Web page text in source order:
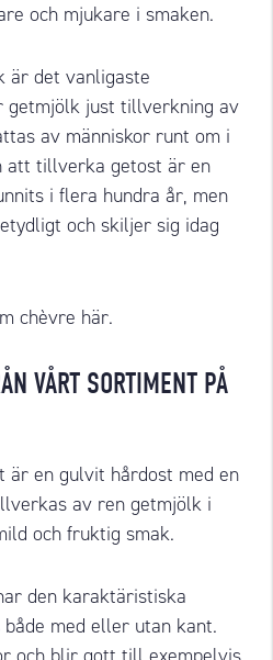
och mjukare i smaken.
är det vanligaste
getmjölk just tillverkning av
av människor runt om i
att tillverka getost är en
i flera hundra år, men
och skiljer sig idag
chèvre här.
VÅRT SORTIMENT PÅ
är en gulvit hårdost med en
av ren getmjölk i
och fruktig smak.
den karaktäristiska
med eller utan kant.